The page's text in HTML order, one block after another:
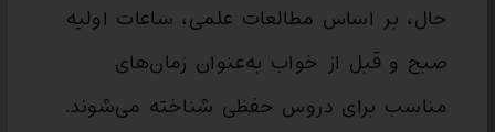
حال، بر اساس مطالعات علمی، ساعات اولیه
صبح و قبل از خواب به‌عنوان زمان‌های
مناسب برای دروس حفظی شناخته می‌شوند.